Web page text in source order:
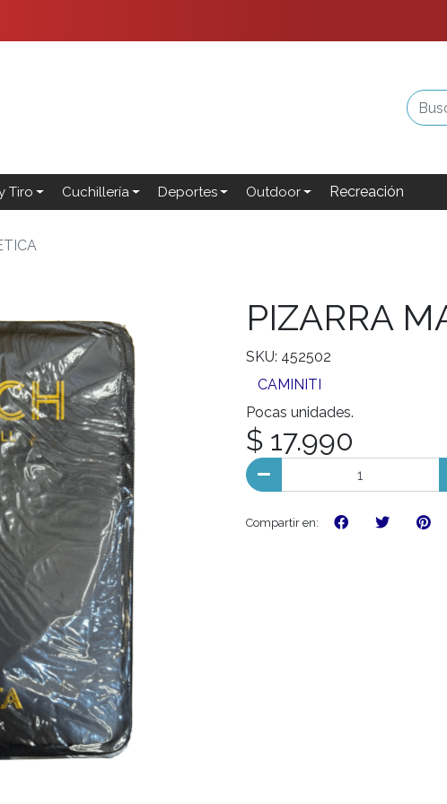
Tiro Cuchillería Deportes Outdoor Recreación
PIZARRA
SKU: 452502
CAMINITI
Pocas unidades.
$ 17.990
Compartir en: